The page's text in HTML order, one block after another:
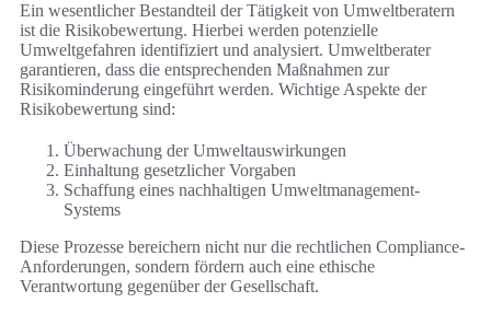
Ein wesentlicher Bestandteil der Tätigkeit von Umweltberatern
ist die Risikobewertung. Hierbei werden potenzielle
Umweltgefahren identifiziert und analysiert. Umweltberater
garantieren, dass die entsprechenden Maßnahmen zur
Risikominderung eingeführt werden. Wichtige Aspekte der
Risikobewertung sind:
Überwachung der Umweltauswirkungen
Einhaltung gesetzlicher Vorgaben
Schaffung eines nachhaltigen Umweltmanagement-
Systems
Diese Prozesse bereichern nicht nur die rechtlichen Compliance-
Anforderungen, sondern fördern auch eine ethische
Verantwortung gegenüber der Gesellschaft.